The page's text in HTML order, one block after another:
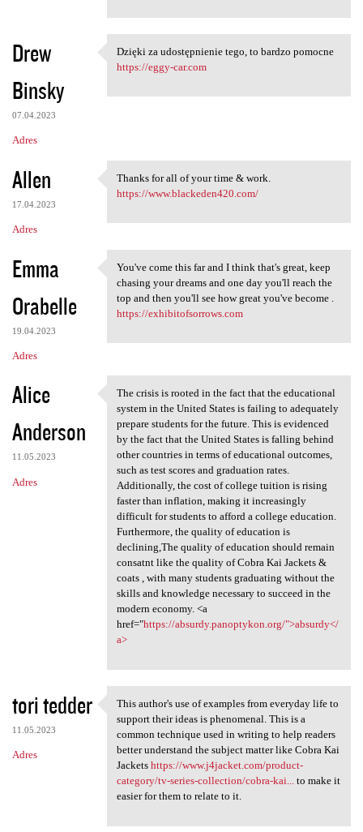
Drew
Binsky
07.04.2023
Adres
Dzięki za udostępnienie tego,
Dzięki za udostępnienie tego, to bardzo pomocne
https://eggy-car.com
Allen
17.04.2023
Adres
Thanks for all of your time &
Thanks for all of your time & work.
https://www.blackeden420.com/
Emma
Orabelle
19.04.2023
Adres
You've come this far and I
You've come this far and I think that's great, keep
chasing your dreams and one day you'll reach the
top and then you'll see how great you've become .
https://exhibitofsorrows.com
Alice
Anderson
11.05.2023
Adres
The crisis is rooted in the
The crisis is rooted in the fact that the educational
system in the United States is failing to adequately
prepare students for the future. This is evidenced
by the fact that the United States is falling behind
other countries in terms of educational outcomes,
such as test scores and graduation rates.
Additionally, the cost of college tuition is rising
faster than inflation, making it increasingly
difficult for students to afford a college education.
Furthermore, the quality of education is
declining,The quality of education should remain
consatnt like the quality of Cobra Kai Jackets &
coats , with many students graduating without the
skills and knowledge necessary to succeed in the
modern economy. <a
href="https://absurdy.panoptykon.org/">absurdy</
a>
tori tedder
11.05.2023
Adres
This author's use of
This author's use of examples from everyday life to
support their ideas is phenomenal. This is a
common technique used in writing to help readers
better understand the subject matter like Cobra Kai
Jackets https://www.j4jacket.com/product-
category/tv-series-collection/cobra-kai...
to make it
easier for them to relate to it.